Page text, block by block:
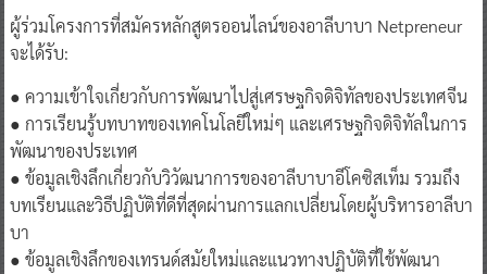
ผู้ร่วมโครงการที่สมัครหลักสูตรออนไลน์ของอาลีบาบา Netpreneur
จะได้รับ:
● ความเข้าใจเกี่ยวกับการพัฒนาไปสู่เศรษฐกิจดิจิทัลของประเทศจีน
● การเรียนรู้บทบาทของเทคโนโลยีใหม่ๆ และเศรษฐกิจดิจิทัลในการ
พัฒนาของประเทศ
● ข้อมูลเชิงลึกเกี่ยวกับวิวัฒนาการของอาลีบาบาอีโคซิสเท็ม รวมถึง
บทเรียนและวิธีปฏิบัติที่ดีที่สุดผ่านการแลกเปลี่ยนโดยผู้บริหารอาลีบา
บา
● ข้อมูลเชิงลึกของเทรนด์สมัยใหม่และแนวทางปฏิบัติที่ใช้พัฒนา